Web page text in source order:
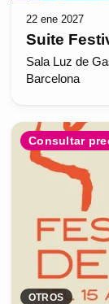
22 ene 2027
Suite
Sala Luz de
Barcelona
Consultar
OTROS